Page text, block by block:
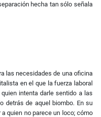
hecha tan sólo señala
las necesidades de una oficina
en el que la fuerza laboral
intenta darle sentido a las
detrás de aquel biombo. En su
quien no parece un loco; cómo